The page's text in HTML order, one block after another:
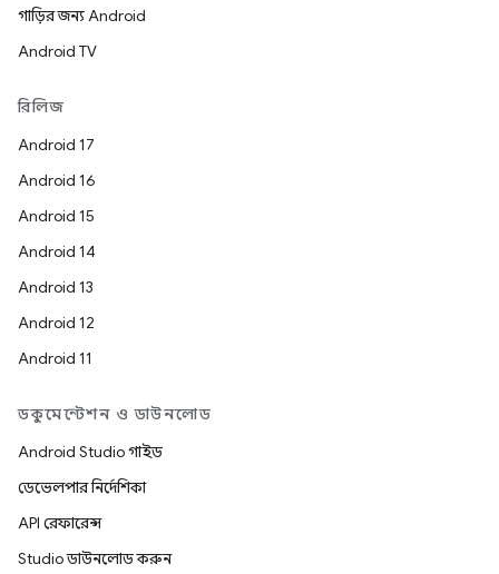
গাড়ির জন্য Android
Android TV
রিলিজ
Android 17
Android 16
Android 15
Android 14
Android 13
Android 12
Android 11
ডকুমেন্টেশন ও ডাউনলোড
Android Studio গাইড
ডেভেলপার নির্দেশিকা
API রেফারেন্স
Studio ডাউনলোড করুন